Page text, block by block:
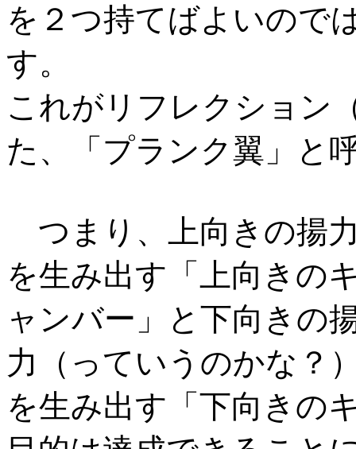
を２つ持てばよいので
す。
これがリフレクション
た、「プランク翼」と
つまり、上向きの揚
を生み出す「上向きの
ャンバー」と下向きの
力（っていうのかな？
を生み出す「下向きの